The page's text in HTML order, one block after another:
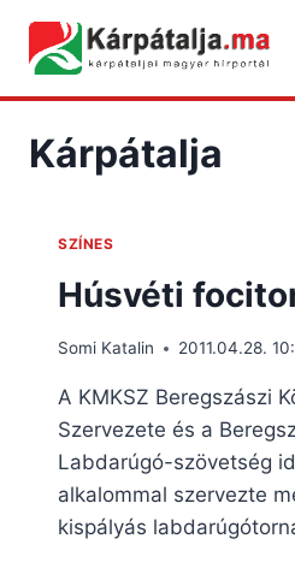
content
Kárpátalja
SZÍNES
Húsvéti
Somi Katalin 2011.04.28.
A KMKSZ Beregszászi
Szervezete és a
Labdarúgó-szövetség
alkalommal szervezte
kispályás